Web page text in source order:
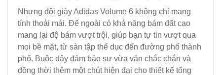
Nhưng đôi giày Adidas Volume 6 không chỉ mang
tính thoải mái. Đế ngoài có khả năng bám đất cao
mang lại độ bám vượt trội, giúp bạn tự tin vượt qua
mọi bề mặt, từ sàn tập thể dục đến đường phố thành
phố. Buộc dây đảm bảo sự vừa vặn chắc chắn và
đồng thời thêm một chút hiện đại cho thiết kế tổng